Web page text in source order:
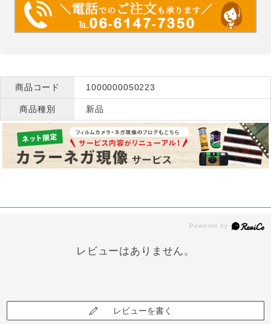
商品コード 1000000050223
商品種別 新品
レビューはありません。
レビューを書く